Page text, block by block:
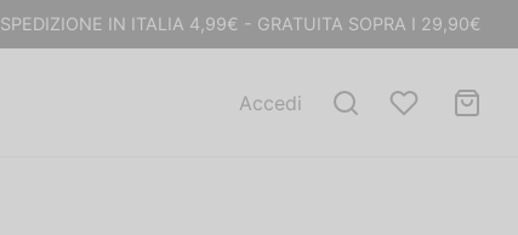
SPEDIZIONE IN ITALIA 4,99€ - GRATUITA SOPRA I 29,90€
Accedi